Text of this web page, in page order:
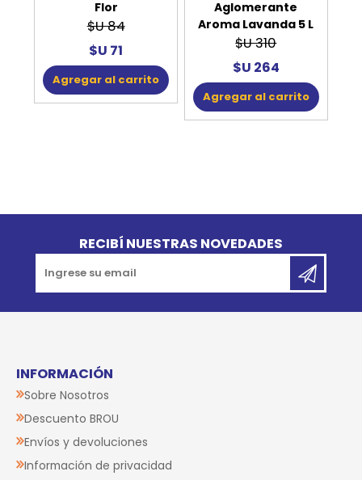
Flor
$U 84
$U 71
Agregar al carrito
Aglomerante
Aroma Lavanda 5 L
$U 310
$U 264
Agregar al carrito
RECIBÍ NUESTRAS NOVEDADES
INFORMACIÓN
Sobre Nosotros
Descuento BROU
Envíos y devoluciones
Información de privacidad